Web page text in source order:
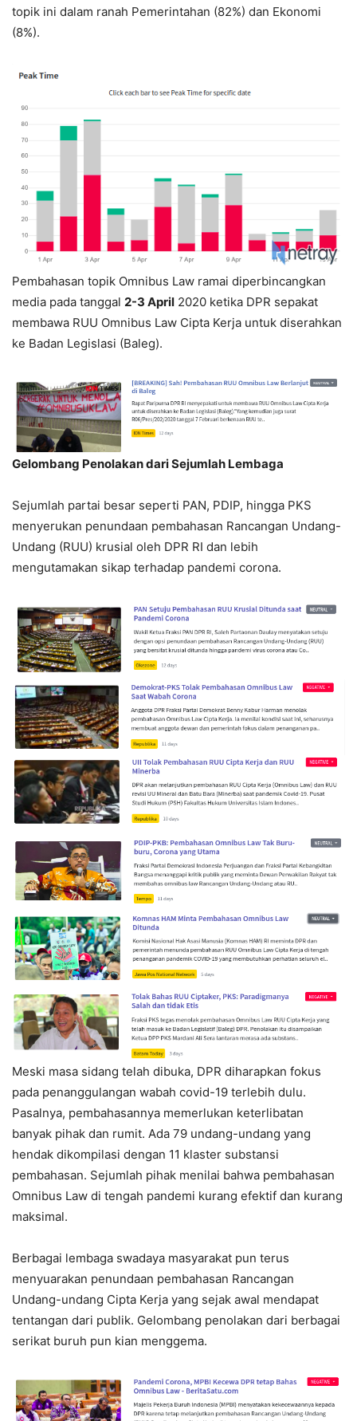
topik ini dalam ranah Pemerintahan (82%) dan Ekonomi
(8%).
Pembahasan topik Omnibus Law ramai diperbincangkan
media pada tanggal 2-3 April 2020 ketika DPR sepakat
membawa RUU Omnibus Law Cipta Kerja untuk diserahkan
ke Badan Legislasi (Baleg).
Gelombang Penolakan dari Sejumlah Lembaga
Sejumlah partai besar seperti PAN, PDIP, hingga PKS
menyerukan penundaan pembahasan Rancangan Undang-
Undang (RUU) krusial oleh DPR RI dan lebih
mengutamakan sikap terhadap pandemi corona.
Meski masa sidang telah dibuka, DPR diharapkan fokus
pada penanggulangan wabah covid-19 terlebih dulu.
Pasalnya, pembahasannya memerlukan keterlibatan
banyak pihak dan rumit. Ada 79 undang-undang yang
hendak dikompilasi dengan 11 klaster substansi
pembahasan. Sejumlah pihak menilai bahwa pembahasan
Omnibus Law di tengah pandemi kurang efektif dan kurang
maksimal.
Berbagai lembaga swadaya masyarakat pun terus
menyuarakan penundaan pembahasan Rancangan
Undang-undang Cipta Kerja yang sejak awal mendapat
tentangan dari publik. Gelombang penolakan dari berbagai
serikat buruh pun kian menggema.